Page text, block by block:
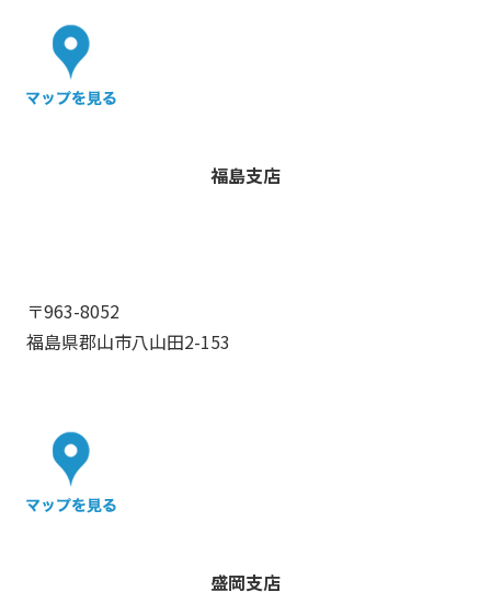
福島支店
〒963-8052
福島県郡山市八山田2-153
盛岡支店